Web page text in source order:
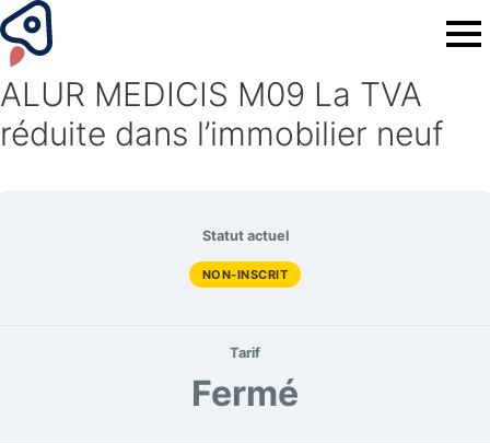
ALUR MEDICIS M09 La TVA
réduite dans l’immobilier neuf
Statut actuel
NON-INSCRIT
Tarif
Fermé